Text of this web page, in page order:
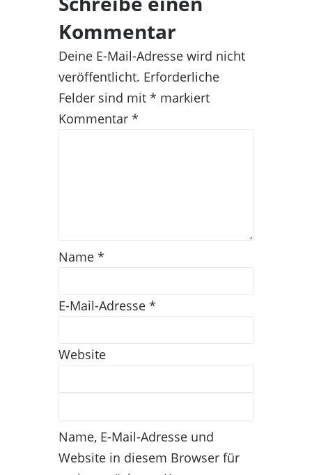
Kommentar
Deine E-Mail-Adresse wird nicht
veröffentlicht. Erforderliche
Felder sind mit * markiert
Kommentar *
Name *
E-Mail-Adresse *
Website
Name, E-Mail-Adresse und
Website in diesem Browser für